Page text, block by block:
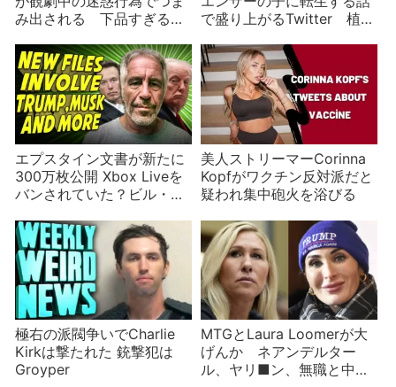
み出される 下品すぎる監
手
で盛り上がるTwitter 植民
エプスタイン文書が新たに
300万枚公開 Xbox Liveを
バンされていた？ビル・ゲ
人も
美人ストリーマーCorinna
Kopfがワクチン反対派だと
疑われ集中砲火を浴びる
極右の派閥争いでCharlie
Kirkは撃たれた 銃撃犯は
Groyper
MTGとLaura Loomerが大
げんか ネアンデルター
ル、ヤリ■ン、無職と中傷